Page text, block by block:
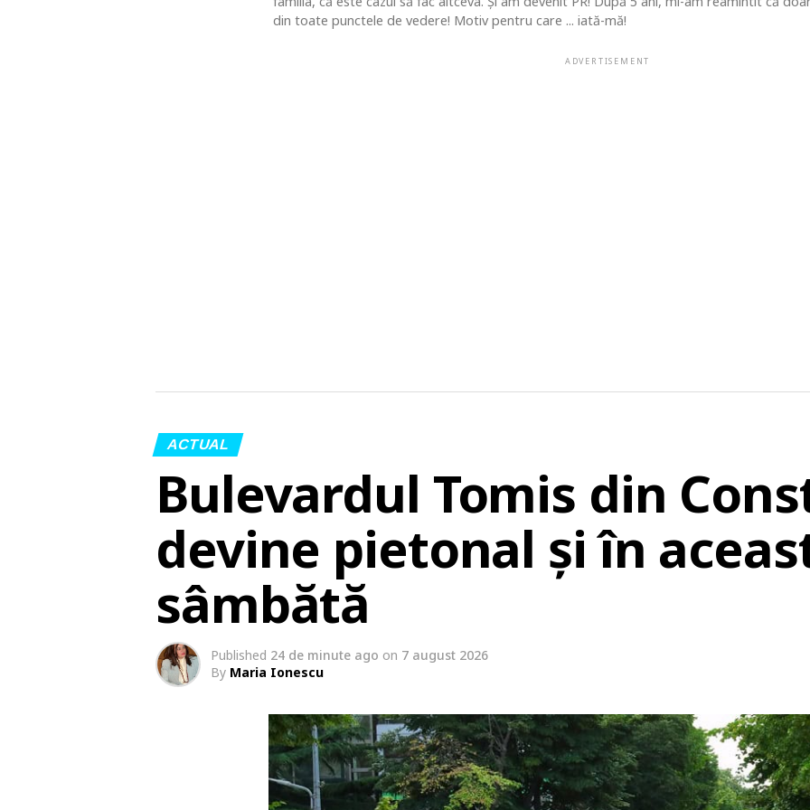
din toate punctele de vedere! Motiv pentru care ... iată-mă!
ADVERTISEMENT
ACTUAL
Bulevardul Tomis din
devine pietonal și în
sâmbătă
Published 24 de minute ago on 7 august 2026
By Maria Ionescu